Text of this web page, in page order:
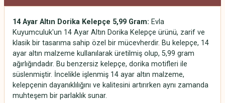
14 Ayar Altın Dorika Kelepçe 5,99 Gram: Evla
Kuyumculuk'un 14 Ayar Altın Dorika Kelepçe ürünü, zarif ve
klasik bir tasarıma sahip özel bir mücevherdir. Bu kelepçe, 14
ayar altın malzeme kullanılarak üretilmiş olup, 5,99 gram
ağırlığındadır. Bu benzersiz kelepçe, dorika motifleri ile
süslenmiştir. İncelikle işlenmiş 14 ayar altın malzeme,
kelepçenin dayanıklılığını ve kalitesini artırırken aynı zamanda
muhteşem bir parlaklık sunar.